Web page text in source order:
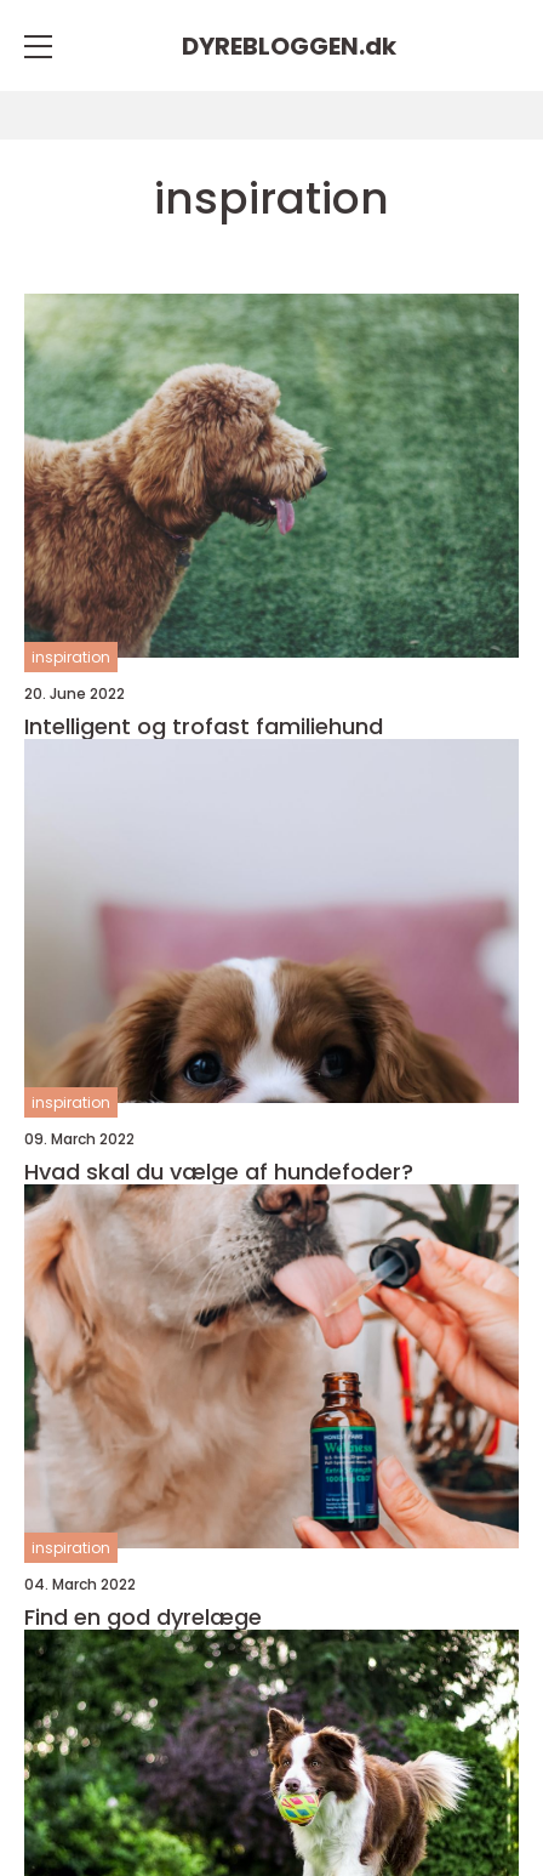
DYREBLOGGEN.dk
inspiration
inspiration
20. June 2022
Intelligent og trofast familiehund
inspiration
09. March 2022
Hvad skal du vælge af hundefoder?
inspiration
04. March 2022
Find en god dyrelæge